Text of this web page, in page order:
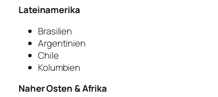
Lateinamerika
Brasilien
Argentinien
Chile
Kolumbien
Naher Osten & Afrika